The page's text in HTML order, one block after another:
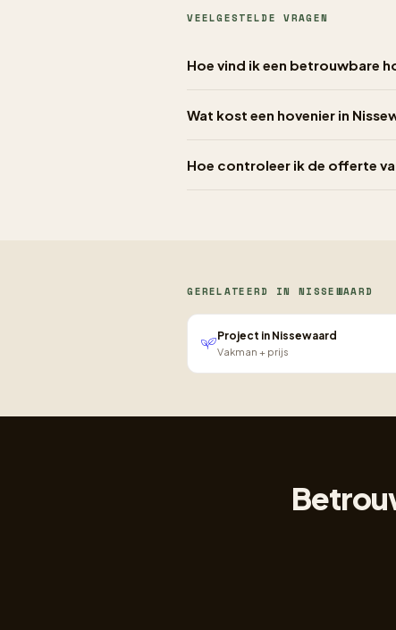
VEELGESTELDE VRAGEN
Hoe vind ik een betrouwbare
Wat kost een hovenier in
Hoe controleer ik de offerte
GERELATEERD IN NISSEWAARD
Project in Nissewaard
Vakman + prijs